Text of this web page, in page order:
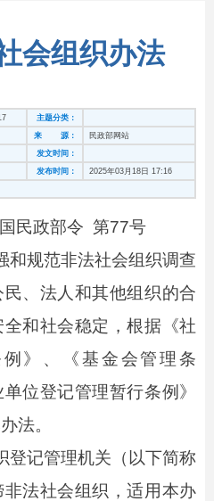
会组织办法
主题分类：
来 源：
民政部网站
发文时间：
发布时间：
2025年03月18日 17:16
民政部令 第77号
和规范非法社会组织调查
、法人和其他组织的合
和社会稳定，根据《社
》、《基金会管理条
位登记管理暂行条例》
法。
登记管理机关（以下简称
法社会组织，适用本办